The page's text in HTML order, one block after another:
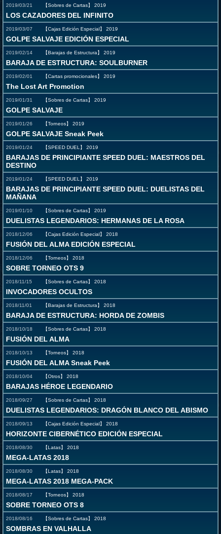
2019/03/21 【Sobres de Cartas】 2019
LOS CAZADORES DEL INFINITO
2019/03/07 【Cajas Edición Especial】 2019
GOLPE SALVAJE EDICIÓN ESPECIAL
2019/02/14 【Barajas de Estructura】 2019
BARAJA DE ESTRUCTURA: SOULBURNER
2019/02/01 【Cartas promocionales】 2019
The Lost Art Promotion
2019/01/31 【Sobres de Cartas】 2019
GOLPE SALVAJE
2019/01/26 【Torneos】 2019
GOLPE SALVAJE Sneak Peek
2019/01/24 【SPEED DUEL】 2019
BARAJAS DE PRINCIPIANTE SPEED DUEL: MAESTROS DEL
DESTINO
2019/01/24 【SPEED DUEL】 2019
BARAJAS DE PRINCIPIANTE SPEED DUEL: DUELISTAS DEL
MAÑANA
2019/01/10 【Sobres de Cartas】 2019
DUELISTAS LEGENDARIOS: HERMANAS DE LA ROSA
2018/12/06 【Cajas Edición Especial】 2018
FUSIÓN DEL ALMA EDICIÓN ESPECIAL
2018/12/06 【Torneos】 2018
SOBRE TORNEO OTS 9
2018/11/15 【Sobres de Cartas】 2018
INVOCADORES OCULTOS
2018/11/01 【Barajas de Estructura】 2018
BARAJA DE ESTRUCTURA: HORDA DE ZOMBIS
2018/10/18 【Sobres de Cartas】 2018
FUSIÓN DEL ALMA
2018/10/13 【Torneos】 2018
FUSIÓN DEL ALMA Sneak Peek
2018/10/04 【Otros】 2018
BARAJAS HÉROE LEGENDARIO
2018/09/27 【Sobres de Cartas】 2018
DUELISTAS LEGENDARIOS: DRAGÓN BLANCO DEL ABISMO
2018/09/13 【Cajas Edición Especial】 2018
HORIZONTE CIBERNÉTICO EDICIÓN ESPECIAL
2018/08/30 【Latas】 2018
MEGA-LATAS 2018
2018/08/30 【Latas】 2018
MEGA-LATAS 2018 MEGA-PACK
2018/08/17 【Torneos】 2018
SOBRE TORNEO OTS 8
2018/08/16 【Sobres de Cartas】 2018
SOMBRAS EN VALHALLA